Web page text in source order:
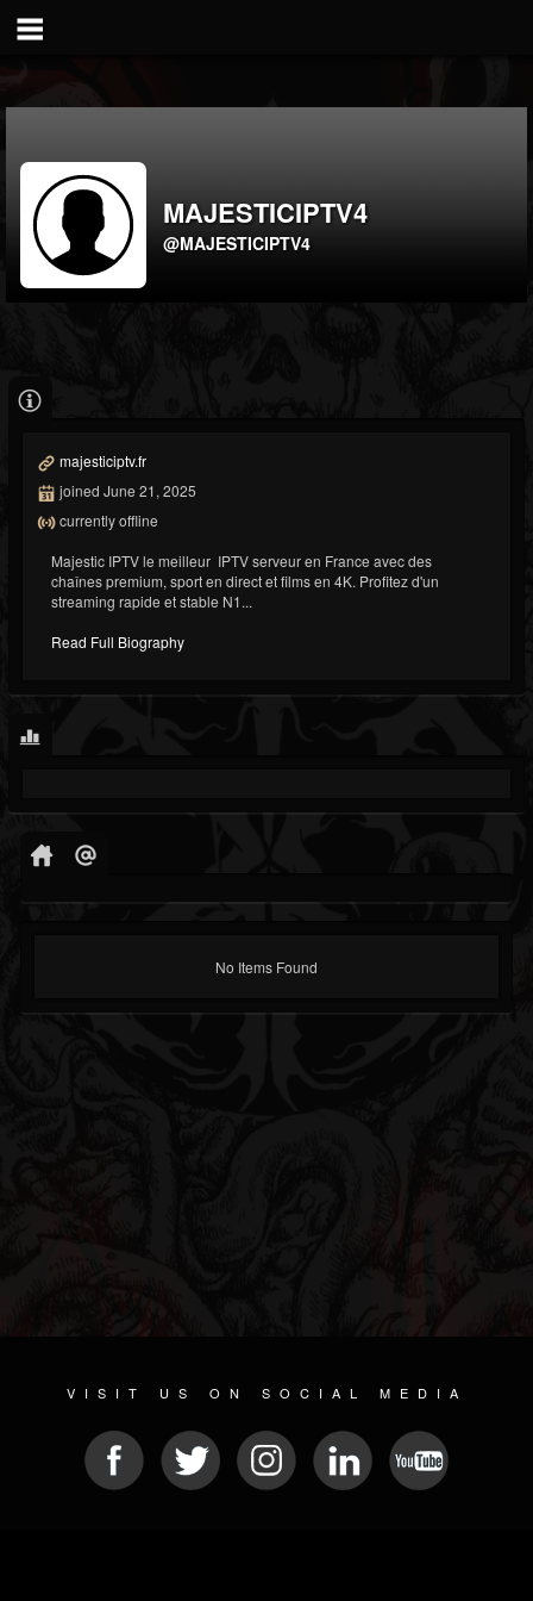
MAJESTICIPTV4
@MAJESTICIPTV4
majesticiptv.fr
joined June 21, 2025
currently offline
Majestic IPTV le meilleur IPTV serveur en France avec des
chaînes premium, sport en direct et films en 4K. Profitez d'un
streaming rapide et stable N1...
Read Full Biography
No Items Found
VISIT US ON SOCIAL MEDIA